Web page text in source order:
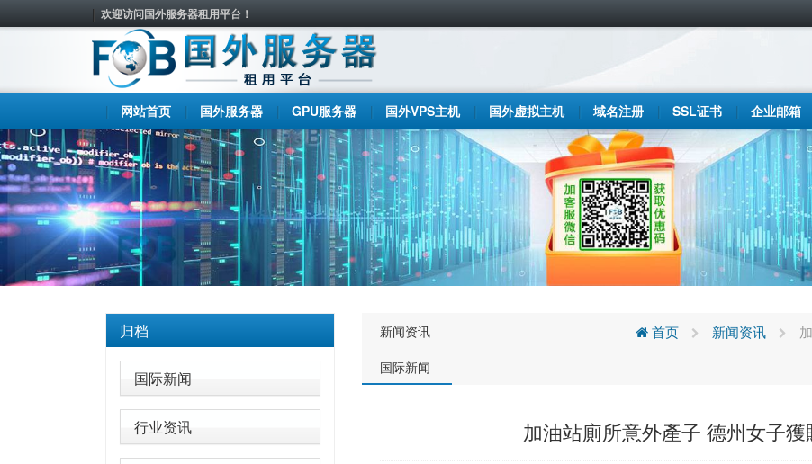
欢迎访问国外服务器租用平台！
网站首页 国外服务器 GPU服务器 国外VPS主机 国外虚拟主机 域名注册 SSL证书 企业邮箱
归档
国际新闻
行业资讯
新闻资讯
国际新闻
首页 新闻资讯
加油站廁所意外產子 德州女子